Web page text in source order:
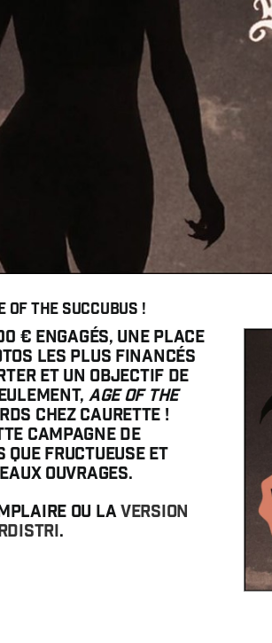
of the Succubus !
€ engagés, une place
les plus financés
et un objectif de
Age of the
chez Caurette !
campagne de
fructueuse et
ouvrages.
ou laversion
.